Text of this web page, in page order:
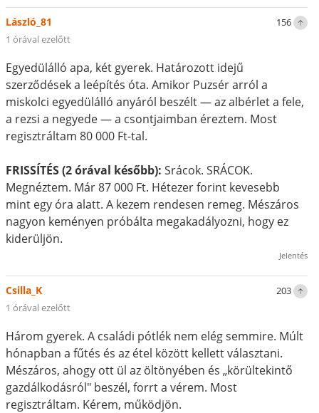
156
László_81
1 órával ezelőtt
Egyedülálló apa, két gyerek. Határozott idejű
szerződések a leépítés óta. Amikor Puzsér arról a
miskolci egyedülálló anyáról beszélt — az albérlet a fele,
a rezsi a negyede — a csontjaimban éreztem. Most
regisztráltam 80 000 Ft-tal.
FRISSÍTÉS (2 órával később): Srácok. SRÁCOK.
Megnéztem. Már 87 000 Ft. Hétezer forint kevesebb
mint egy óra alatt. A kezem rendesen remeg. Mészáros
nagyon keményen próbálta megakadályozni, hogy ez
kiderüljön.
Jelentés
203
Csilla_K
1 órával ezelőtt
Három gyerek. A családi pótlék nem elég semmire. Múlt
hónapban a fűtés és az étel között kellett választani.
Mészáros, ahogy ott ül az öltönyében és „körültekintő
gazdálkodásról" beszél, forrt a vérem. Most
regisztráltam. Kérem, működjön.